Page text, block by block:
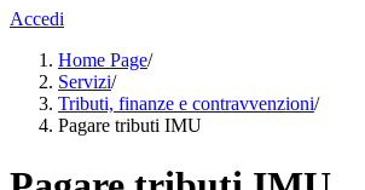
Accedi
Home Page/
Servizi/
Tributi, finanze e contravvenzioni/
Pagare tributi IMU